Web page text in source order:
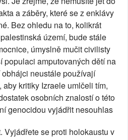
a záběry, které se z enklávy
Bez ohledu na to, kolikrát
území, bude stále
úmyslně mučit civilisty
populaci amputovaných dětí na
neustále používají
aby kritiky Izraele umlčeli tím,
osobních znalostí o této
genocidou vyjádřit nesouhlas
Vyjádřete se proti holokaustu v